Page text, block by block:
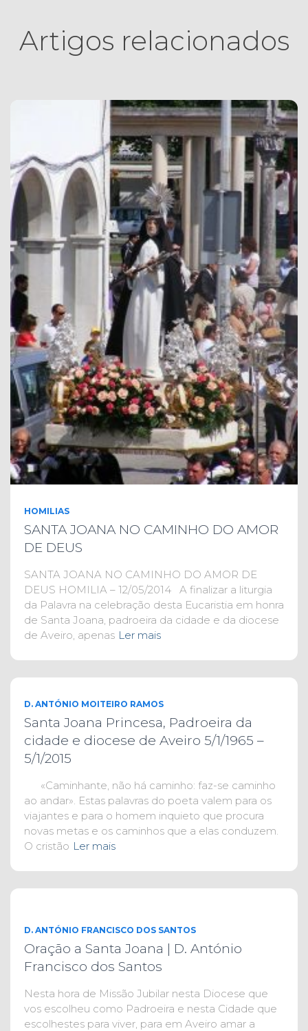
Artigos relacionados
HOMILIAS
SANTA JOANA NO CAMINHO DO AMOR
DE DEUS
SANTA JOANA NO CAMINHO DO AMOR DE
DEUS HOMILIA – 12/05/2014 A finalizar a liturgia
da Palavra na celebração desta Eucaristia em honra
de Santa Joana, padroeira da cidade e da diocese
de Aveiro, apenas Ler mais
D. ANTÓNIO MOITEIRO RAMOS
Santa Joana Princesa, Padroeira da
cidade e diocese de Aveiro 5/1/1965 –
5/1/2015
«Caminhante, não há caminho: faz-se caminho
ao andar». Estas palavras do poeta valem para os
viajantes e para o homem inquieto que procura
novas metas e os caminhos que a elas conduzem.
O cristão Ler mais
D. ANTÓNIO FRANCISCO DOS SANTOS
Oração a Santa Joana | D. António
Francisco dos Santos
Nesta hora de Missão Jubilar nesta Diocese que
vos escolheu como Padroeira e nesta Cidade que
escolhestes para viver, para em Aveiro amar a